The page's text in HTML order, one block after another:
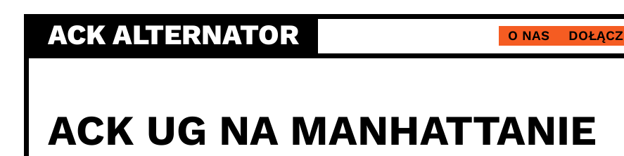
content
ACK ALTERNATOR O NAS DOŁĄCZ
ACK UG NA MANHATTANIE